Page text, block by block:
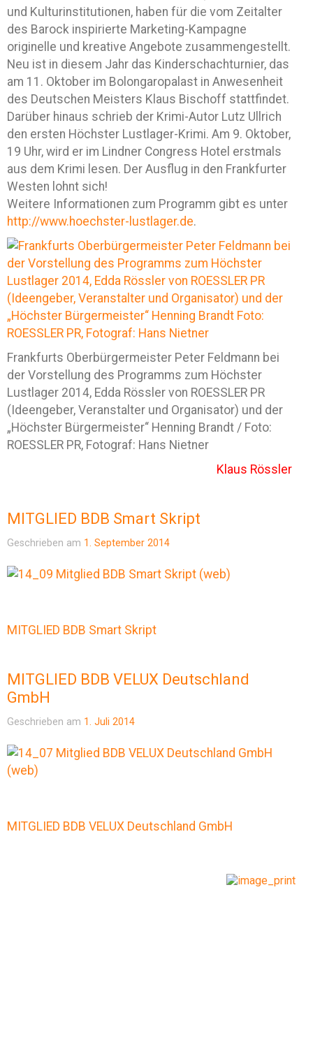
und Kulturinstitutionen, haben für die vom Zeitalter
des Barock inspirierte Marketing-Kampagne
originelle und kreative Angebote zusammengestellt.
Neu ist in diesem Jahr das Kinderschachturnier, das
am 11. Oktober im Bolongaropalast in Anwesenheit
des Deutschen Meisters Klaus Bischoff stattfindet.
Darüber hinaus schrieb der Krimi-Autor Lutz Ullrich
den ersten Höchster Lustlager-Krimi. Am 9. Oktober,
19 Uhr, wird er im Lindner Congress Hotel erstmals
aus dem Krimi lesen. Der Ausflug in den Frankfurter
Westen lohnt sich!
Weitere Informationen zum Programm gibt es unter
http://www.hoechster-lustlager.de.
Frankfurts Oberbürgermeister Peter Feldmann bei
der Vorstellung des Programms zum Höchster
Lustlager 2014, Edda Rössler von ROESSLER PR
(Ideengeber, Veranstalter und Organisator) und der
„Höchster Bürgermeister“ Henning Brandt / Foto:
ROESSLER PR, Fotograf: Hans Nietner
Klaus Rössler
MITGLIED BDB Smart Skript
Geschrieben am 1. September 2014
MITGLIED BDB Smart Skript
MITGLIED BDB VELUX Deutschland
GmbH
Geschrieben am 1. Juli 2014
MITGLIED BDB VELUX Deutschland GmbH